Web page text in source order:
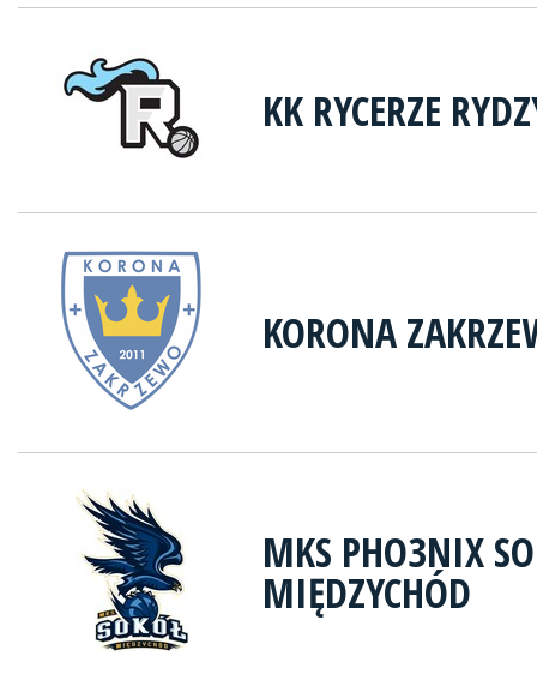
KK RYCERZE
KORONA
MKS PHO3NIX
MIĘDZYCHÓD